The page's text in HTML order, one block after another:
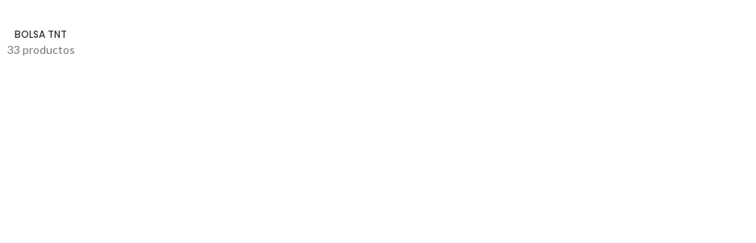
BOLSA TNT
33 productos